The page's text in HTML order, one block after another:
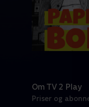
Om TV 2 Play
Priser og